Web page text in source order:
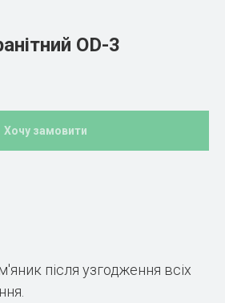
OD-3
Хочу замовити
після узгодження всіх